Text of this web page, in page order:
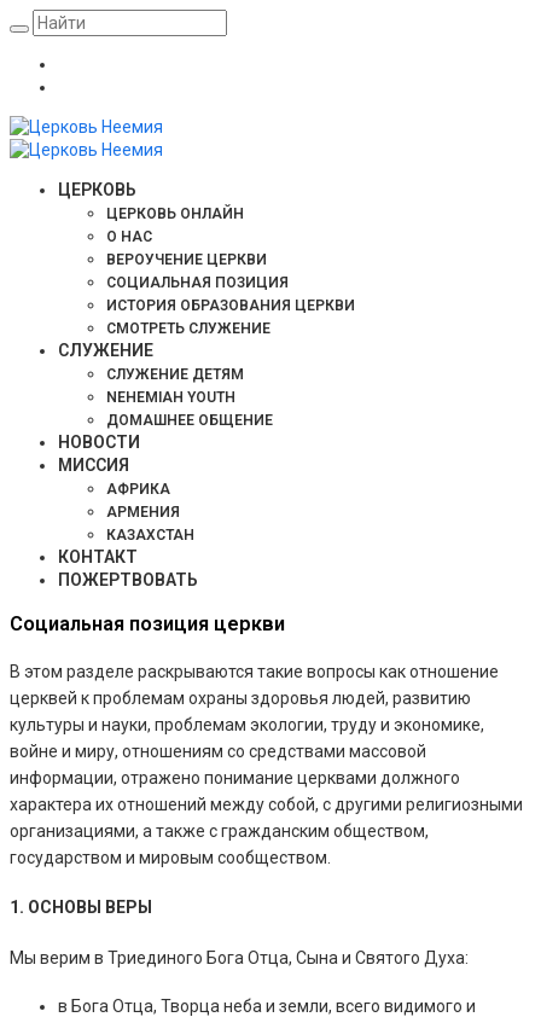
ЦЕРКОВЬ
ЦЕРКОВЬ ОНЛАЙН
О НАС
ВЕРОУЧЕНИЕ ЦЕРКВИ
СОЦИАЛЬНАЯ ПОЗИЦИЯ
ИСТОРИЯ ОБРАЗОВАНИЯ ЦЕРКВИ
СМОТРЕТЬ СЛУЖЕНИЕ
СЛУЖЕНИЕ
СЛУЖЕНИЕ ДЕТЯМ
NEHEMIAH YOUTH
ДОМАШНЕЕ ОБЩЕНИЕ
НОВОСТИ
МИССИЯ
АФРИКА
АРМЕНИЯ
КАЗАХСТАН
КОНТАКТ
ПОЖЕРТВОВАТЬ
Социальная позиция церкви
В этом разделе раскрываются такие вопросы как отношение
церквей к проблемам охраны здоровья людей, развитию
культуры и науки, проблемам экологии, труду и экономике,
войне и миру, отношениям со средствами массовой
информации, отражено понимание церквами должного
характера их отношений между собой, с другими религиозными
организациями, а также с гражданским обществом,
государством и мировым сообществом.
1. ОСНОВЫ ВЕРЫ
Мы верим в Триединого Бога Отца, Сына и Святого Духа:
в Бога Отца, Творца неба и земли, всего видимого и